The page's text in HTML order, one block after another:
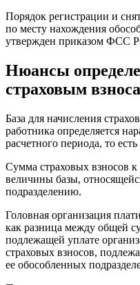
Порядок регистрации и
по месту нахождения
утвержден приказом ФСС
Нюансы
страховым
База для начисления
работника определяется
расчетного периода, то
Сумма страховых взносов к
величины базы,
подразделению.
Головная организация
как разница между общей
подлежащей уплате
страховых взносов,
ее обособленных